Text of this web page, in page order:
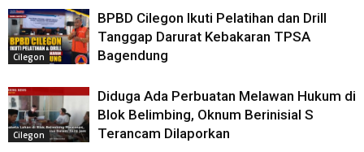
Cilegon
BPBD Cilegon Ikuti Pelatihan dan Drill
Tanggap Darurat Kebakaran TPSA
Bagendung
Cilegon
Diduga Ada Perbuatan Melawan Hukum di
Blok Belimbing, Oknum Berinisial S
Terancam Dilaporkan